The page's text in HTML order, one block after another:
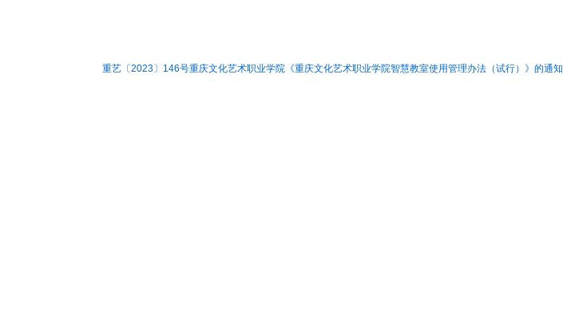
重艺〔2023〕146号重庆文化艺术职业学院《重庆文化艺术职业学院智慧教室使用管理办法（试行）》的通知